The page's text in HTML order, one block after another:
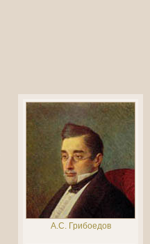
А.С. Грибоедов